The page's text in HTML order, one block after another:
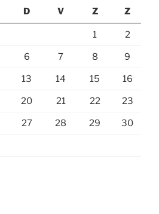
D V Z Z
1 2
6 7 8 9
13 14 15 16
20 21 22 23
27 28 29 30